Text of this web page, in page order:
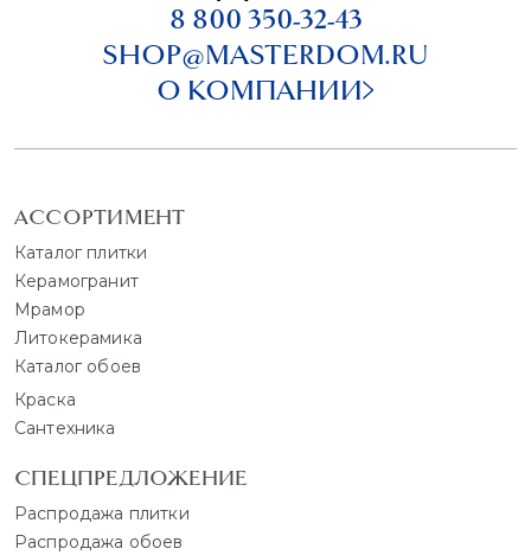
8 800 350-32-43
SHOP@MASTERDOM.RU
О КОМПАНИИ
АССОРТИМЕНТ
Каталог плитки
Керамогранит
Мрамор
Литокерамика
Каталог обоев
Краска
Сантехника
СПЕЦПРЕДЛОЖЕНИЕ
Распродажа плитки
Распродажа обоев